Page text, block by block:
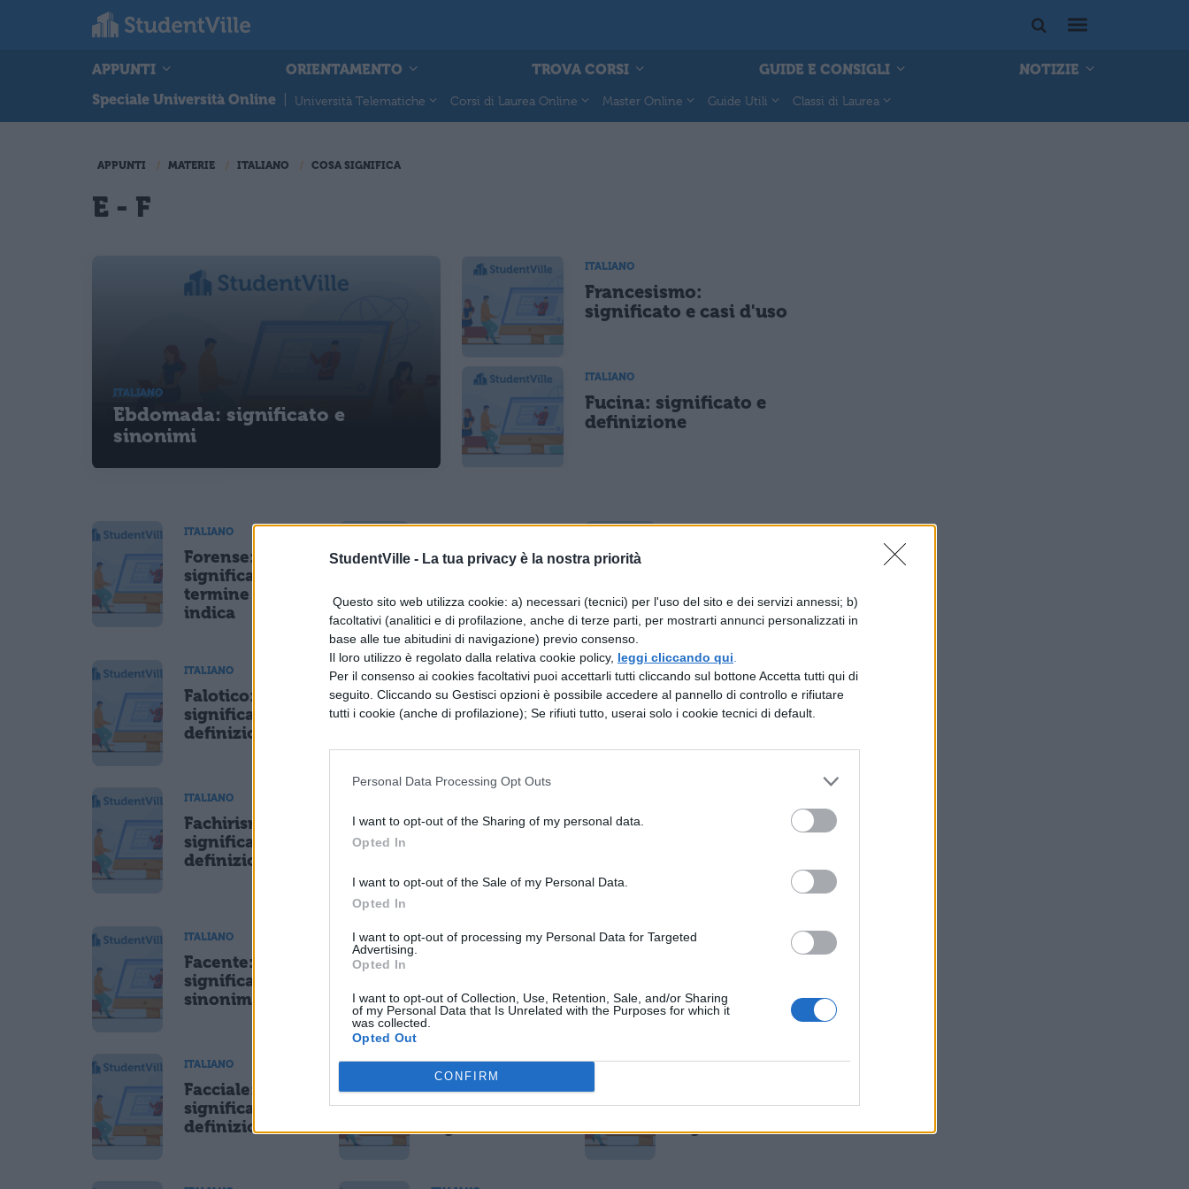
StudentVille - La tua privacy è la nostra priorità
Questo sito web utilizza cookie: a) necessari (tecnici) per l'uso del sito e dei servizi annessi; b)
facoltativi (analitici e di profilazione, anche di terze parti, per mostrarti annunci personalizzati in
base alle tue abitudini di navigazione) previo consenso.
Il loro utilizzo è regolato dalla relativa cookie policy, leggi cliccando qui
Per il consenso ai cookies facoltativi puoi accettarli tutti cliccando sul bottone Accetta tutti qui di
seguito. Cliccando su Gestisci opzioni è possibile accedere al pannello di controllo e rifiutare
tutti i cookie (anche di profilazione); Se rifiuti tutto, userai solo i cookie tecnici di default.
Personal Data Processing Opt Outs
I want to opt-out of the Sharing of my personal data.
Opted In
I want to opt-out of the Sale of my Personal Data.
Opted In
I want to opt-out of processing my Personal Data for Targeted
Advertising.
Opted In
I want to opt-out of Collection, Use, Retention, Sale, and/or Sharing
of my Personal Data that Is Unrelated with the Purposes for which it
was collected.
Opted Out
CONFIRM
APPUNTI ORIENTAMENTO TROVA CORSI GUIDE E CONSIGLI
NOTIZIE
Speciale Università Online
Università Telematiche Corsi di Laurea Online Master Online Guide Utili Classi di Laurea
APPUNTI MATERIE ITALIANO COSA SIGNIFICA
E - F
ITALIANO
Ebdomada: significato e
sinonimi
ITALIANO
Francesismo:
significato e casi d'uso
ITALIANO
Fucina: significato e
definizione
ITALIANO
Forense:
significato del
termine e cosa
indica
Flatulenza:
definizione
significato del
vocabolo
ITALIANO
Falotico:
significato e
definizione
ITALIANO
Facilitazione:
significato e
ITALIANO
Fachiro: cosa
vuol dire
ITALIANO
Fachirismo:
significato e
definizione
Facezia:
esempi
ITALIANO
Facente:
significato,
sinonimi e usi
ITALIANO
significato
ITALIANO
definizione
ITALIANO
Facciale:
significato e
definizione
ITALIANO
Facchinaggio:
definizione e
ITALIANO
definizione e